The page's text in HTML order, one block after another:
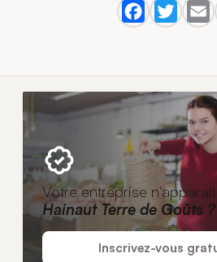
Votre entreprise
Hainaut Terre de Goûts ?
Inscrivez-vous